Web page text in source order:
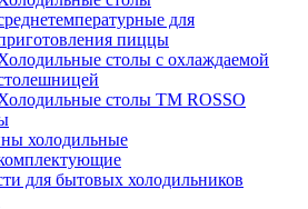
для
пиццы
столы с охлаждаемой
столы ТМ ROSSO
холодильные
для бытовых холодильников